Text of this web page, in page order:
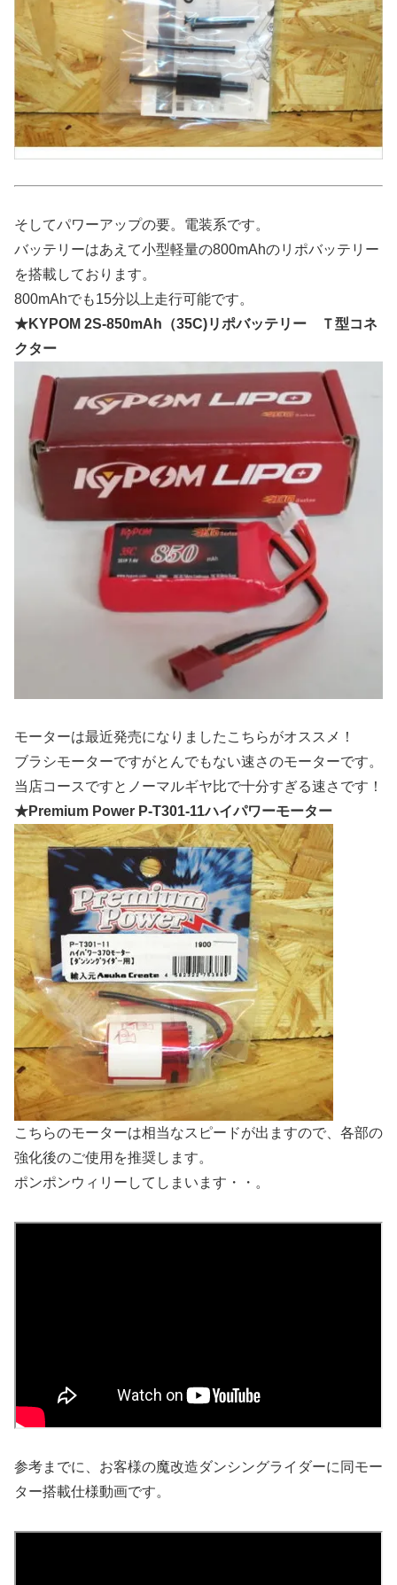
そしてパワーアップの要。電装系です。
バッテリーはあえて小型軽量の800mAhのリポバッテリー
を搭載しております。
800mAhでも15分以上走行可能です。
★KYPOM 2S-850mAh（35C)リポバッテリー Ｔ型コネ
クター
モーターは最近発売になりましたこちらがオススメ！
ブラシモーターですがとんでもない速さのモーターです。
当店コースですとノーマルギヤ比で十分すぎる速さです！
★Premium Power P-T301-11ハイパワーモーター
こちらのモーターは相当なスピードが出ますので、各部の
強化後のご使用を推奨します。
ポンポンウィリーしてしまいます・・。
参考までに、お客様の魔改造ダンシングライダーに同モー
ター搭載仕様動画です。